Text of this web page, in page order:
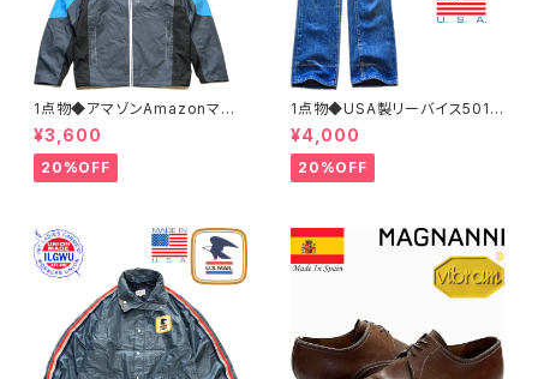
1点物◆アマゾンAmazonマウ
ンテンパーカー中古ナイロンジ
ャケット古着メンズXLレディース
OKアメカジ90sストリートUS
灰色アウター水色362468
¥3,600
20%OFF
1点物◆USA製リーバイス501ビ
ンテージ黒カン80sジーンズ古
着メンズレディースOKアメカジ/
ストリート/ブランドアメリカ製デ
ニムパンツ372581
¥4,000
20%OFF